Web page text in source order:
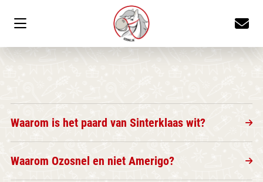
Waarom is het paard van Sinterklaas wit?
Waarom Ozosnel en niet Amerigo?